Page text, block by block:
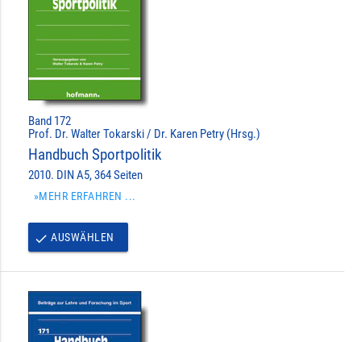
Band 172
Prof. Dr. Walter Tokarski / Dr. Karen Petry (Hrsg.)
Handbuch Sportpolitik
2010. DIN A5, 364 Seiten
»MEHR ERFAHREN ...
done AUSWÄHLEN